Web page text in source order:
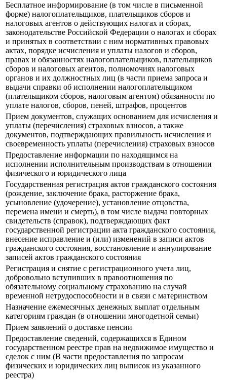
Бесплатное информирование (в том числе в письменной
форме) налогоплательщиков, плательщиков сборов и
налоговых агентов о действующих налогах и сборах,
законодательстве Российской Федерации о налогах и сборах
и принятых в соответствии с ним нормативных правовых
актах, порядке исчисления и уплаты налогов и сборов,
правах и обязанностях налогоплательщиков, плательщиков
сборов и налоговых агентов, полномочиях налоговых
органов и их должностных лиц (в части приема запроса и
выдачи справки об исполнении налогоплательщиком
(плательщиком сборов, налоговым агентом) обязанности по
уплате налогов, сборов, пеней, штрафов, процентов
Прием документов, служащих основанием для исчисления и
уплаты (перечисления) страховых взносов, а также
документов, подтверждающих правильность исчисления и
своевременность уплаты (перечисления) страховых взносов
Предоставление информации по находящимся на
исполнении исполнительным производствам в отношении
физического и юридического лица
Государственная регистрация актов гражданского состояния
(рождение, заключение брака, расторжение брака,
усыновление (удочерение), установление отцовства,
перемена имени и смерть), в том числе выдача повторных
свидетельств (справок), подтверждающих факт
государственной регистрации акта гражданского состояния,
внесение исправление и (или) изменений в записи актов
гражданского состояния, восстановление и аннулирование
записей актов гражданского состояния
Регистрация и снятие с регистрационного учета лиц,
добровольно вступивших в правоотношения по
обязательному социальному страхованию на случай
временной нетрудоспособности и в связи с материнством
Назначение ежемесячных денежных выплат отдельным
категориям граждан (в отношении многодетной семьи)
Прием заявлений о доставке пенсии
Предоставление сведений, содержащихся в Едином
государственном реестре прав на недвижимое имущество и
сделок с ним (В части предоставления по запросам
физических и юридических лиц выписок из указанного
реестра)